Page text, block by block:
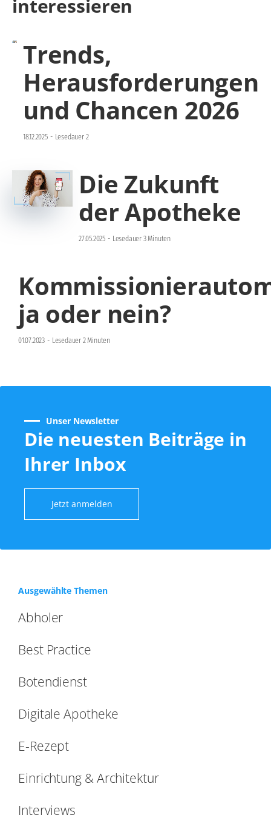
interessieren
Trends,
Herausforderungen
und Chancen 2026
18.12.2025 - Lesedauer 2
Die Zukunft
der Apotheke
27.05.2025 - Lesedauer 3 Minuten
ja oder nein?
01.07.2023 - Lesedauer 2 Minuten
Unser Newsletter
Die neuesten Beiträge in
Ihrer Inbox
Jetzt anmelden
Ausgewählte Themen
Abholer
Best Practice
Botendienst
Digitale Apotheke
E-Rezept
Einrichtung & Architektur
Interviews